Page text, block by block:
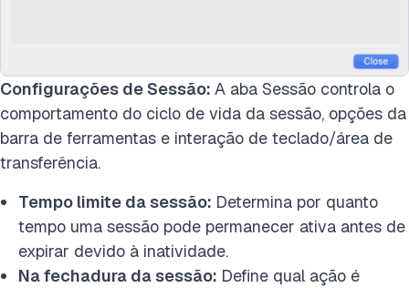
Configurações de Sessão: A aba Sessão controla o
comportamento do ciclo de vida da sessão, opções da
barra de ferramentas e interação de teclado/área de
transferência.
Tempo limite da sessão: Determina por quanto
tempo uma sessão pode permanecer ativa antes de
expirar devido à inatividade.
Na fechadura da sessão: Define qual ação é